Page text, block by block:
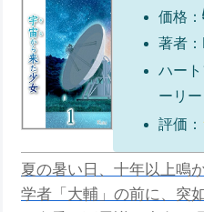
価格：
著者
ハー
ーリー
評価：
夏の暑い日、十年以上鳴
学者「大輔」の前に、突